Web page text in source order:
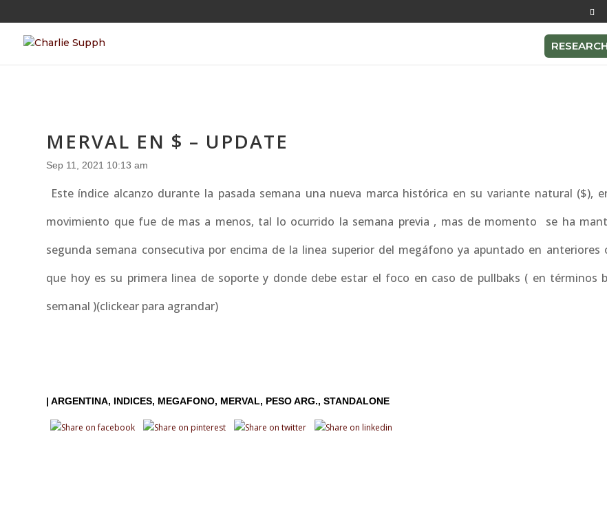
RESEARCH
MERVAL EN $ – UPDATE
Sep 11, 2021 10:13 am
Este índice alcanzo durante la pasada semana una nueva marca histórica en su variante natural ($),
movimiento que fue de mas a menos, tal lo ocurrido la semana previa , mas de momento se ha
segunda semana consecutiva por encima de la linea superior del megáfono ya apuntado en anteriores
que hoy es su primera linea de soporte y donde debe estar el foco en caso de pullbaks ( en términos
semanal )(clickear para agrandar)
|ARGENTINA INDICES MEGAFONO MERVAL PESO ARG. STANDALONE